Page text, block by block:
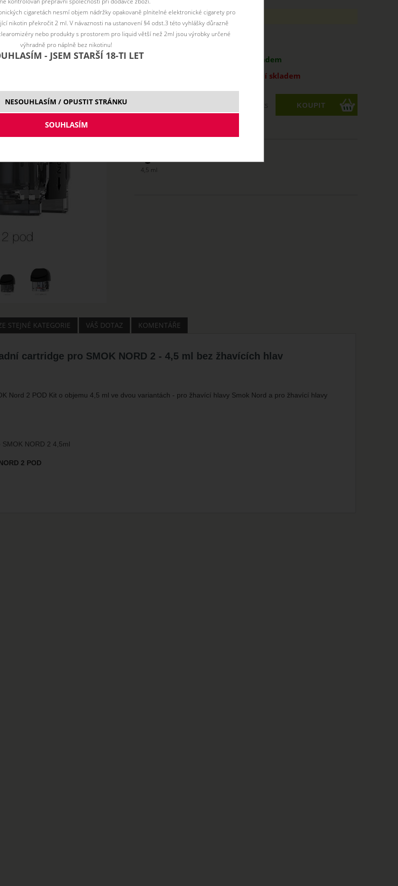
Toto zboží je prodejné pouze osobám starším 18ti let.
skladem
není skladem
ks
4,5 ml
STEJNÉ KATEGORIE VÁŠ DOTAZ KOMENTÁŘE
cartridge pro SMOK NORD 2 - 4,5 ml bez žhavících hlav
Nord 2 POD Kit o objemu 4,5 ml ve dvou variantách - pro žhavící hlavy Smok Nord a pro žhavící hlavy
NORD 2 4,5ml
2 POD
cigaretách nesmí objem nádržky opakovaně plnitelné elektronické cigarety pro
nikotin překročit 2 ml. V návaznosti na ustanovení §4 odst.3 této vyhlášky důrazně
nebo produkty s prostorem pro liquid větší než 2ml jsou výrobky určené
výhradně pro náplně bez nikotinu!
- JSEM STARŠÍ 18-TI LET
NESOUHLASÍM / OPUSTIT STRÁNKU